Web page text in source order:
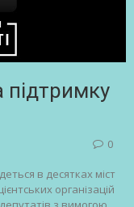
підтримку
0
в десятках міст
організацій